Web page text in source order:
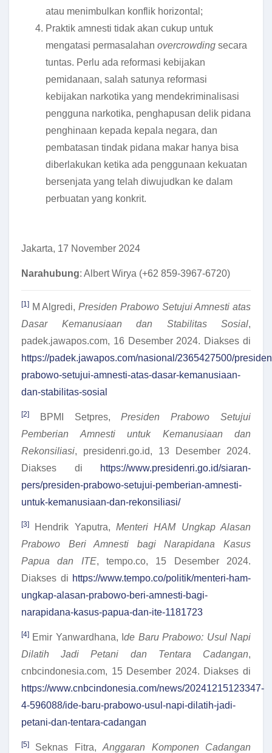
atau menimbulkan konflik horizontal;
Praktik amnesti tidak akan cukup untuk
mengatasi permasalahan overcrowding secara
tuntas. Perlu ada reformasi kebijakan
pemidanaan, salah satunya reformasi
kebijakan narkotika yang mendekriminalisasi
pengguna narkotika, penghapusan delik pidana
penghinaan kepada kepala negara, dan
pembatasan tindak pidana makar hanya bisa
diberlakukan ketika ada penggunaan kekuatan
bersenjata yang telah diwujudkan ke dalam
perbuatan yang konkrit.
Jakarta, 17 November 2024
Narahubung: Albert Wirya (+62 859-3967-6720)
[1] M Algredi,Presiden Prabowo Setujui Amnesti atas
Dasar Kemanusiaan dan Stabilitas Sosial,
padek.jawapos.com, 16 Desember 2024. Diakses di
https://padek.jawapos.com/nasional/2365427500/
prabowo-setujui-amnesti-atas-dasar-kemanusiaan-
dan-stabilitas-sosial
[2] BPMI Setpres,Presiden Prabowo Setujui
Pemberian Amnesti untuk Kemanusiaan dan
Rekonsiliasi, presidenri.go.id, 13 Desember 2024.
Diakses di
https://www.presidenri.go.id/siaran-
pers/presiden-prabowo-setujui-pemberian-amnesti-
untuk-kemanusiaan-dan-rekonsiliasi/
[3] Hendrik Yaputra, Menteri HAM Ungkap Alasan
Prabowo Beri Amnesti bagi Narapidana Kasus
Papua dan ITE, tempo.co, 15 Desember 2024.
Diakses di https://www.tempo.co/politik/menteri-ham-
ungkap-alasan-prabowo-beri-amnesti-bagi-
narapidana-kasus-papua-dan-ite-1181723
[4] Emir Yanwardhana, Ide Baru Prabowo: Usul Napi
Dilatih Jadi Petani dan Tentara Cadangan,
cnbcindonesia.com, 15 Desember 2024. Diakses di
https://www.cnbcindonesia.com/news/20241215123347-
4-596088/ide-baru-prabowo-usul-napi-dilatih-jadi-
petani-dan-tentara-cadangan
[5] Seknas Fitra,Anggaran Komponen Cadangan